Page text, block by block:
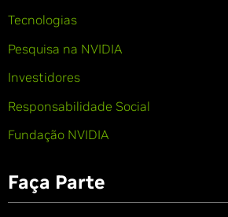
Tecnologias
Pesquisa na NVIDIA
Investidores
Responsabilidade Social
Fundação NVIDIA
Faça Parte